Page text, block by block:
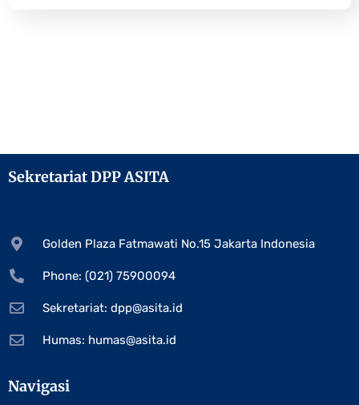
Sekretariat DPP ASITA
Golden Plaza Fatmawati No.15 Jakarta Indonesia
Phone: (021) 75900094
Sekretariat: dpp@asita.id
Humas: humas@asita.id
Navigasi